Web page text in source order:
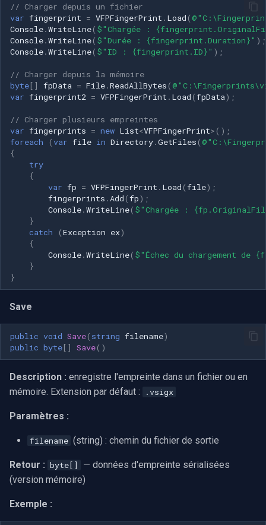
// Charger depuis un fichier
var fingerprint = VFPFingerPrint . Load (
Console.WriteLine( $"Chargée :
Console.WriteLine( $"Durée : {fingerprint.Duration}" );
Console.WriteLine( $"ID : {fingerprint.ID}" );
// Charger depuis la mémoire
byte[] fpData = File.ReadAllBytes (
var fingerprint2 = VFPFingerPrint . Load (fpData);
// Charger plusieurs empreintes
var fingerprints = new List<VFPFingerPrint> ();
foreach
( var file in Directory.GetFiles (
{
try
{
var fp = VFPFingerPrint . Load (file);
fingerprints . Add (fp);
Console.WriteLine( $"Chargée :
}
catch
(Exception ex)
{
Console.WriteLine( $"Échec du chargement de
}
}
Save
public void Save( string filename)
public byte[] Save()
Description : enregistre l'empreinte dans un fichier ou en
mémoire. Extension par défaut :
.vsigx
Paramètres :
filename (string) : chemin du fichier de sortie
Retour : byte[]
— données d'empreinte sérialisées
(version mémoire)
Exemple :